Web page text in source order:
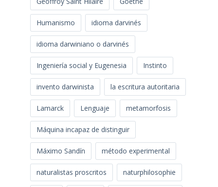
Humanismo idioma darvinés
idioma darwiniano o darvinés
Ingeniería social y Eugenesia Instinto
invento darwinista la escritura autoritaria
Lamarck Lenguaje metamorfosis
Máquina incapaz de distinguir
Máximo Sandín método experimental
naturalistas proscritos naturphilosophie